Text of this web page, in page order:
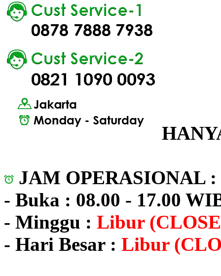
JAM OPERASIONAL :
- Buka : 08.00 - 17.00
- Minggu : Libur
- Hari Besar : Libur